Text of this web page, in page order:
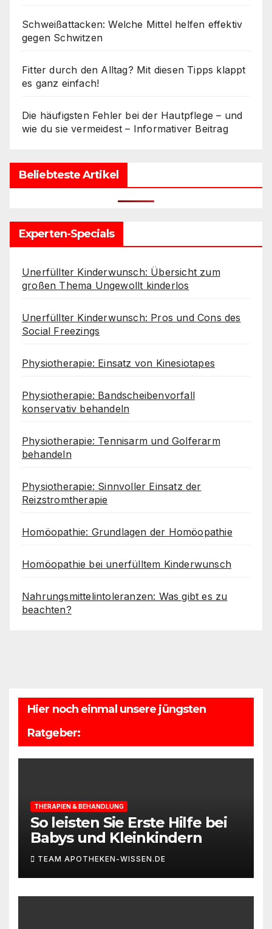
Schweißattacken: Welche Mittel helfen effektiv
gegen Schwitzen
Fitter durch den Alltag? Mit diesen Tipps klappt
es ganz einfach!
Die häufigsten Fehler bei der Hautpflege – und
wie du sie vermeidest – Informativer Beitrag
Beliebteste Artikel
Experten-Specials
Unerfüllter Kinderwunsch: Übersicht zum
großen Thema Ungewollt kinderlos
Unerfüllter Kinderwunsch: Pros und Cons des
Social Freezings
Physiotherapie: Einsatz von Kinesiotapes
Physiotherapie: Bandscheibenvorfall
konservativ behandeln
Physiotherapie: Tennisarm und Golferarm
behandeln
Physiotherapie: Sinnvoller Einsatz der
Reizstromtherapie
Homöopathie: Grundlagen der Homöopathie
Homöopathie bei unerfülltem Kinderwunsch
Nahrungsmittelintoleranzen: Was gibt es zu
beachten?
Hier noch einmal unsere jüngsten
Ratgeber:
THERAPIEN & BEHANDLUNG
So leisten Sie Erste Hilfe bei
Babys und Kleinkindern
TEAM APOTHEKEN-WISSEN.DE